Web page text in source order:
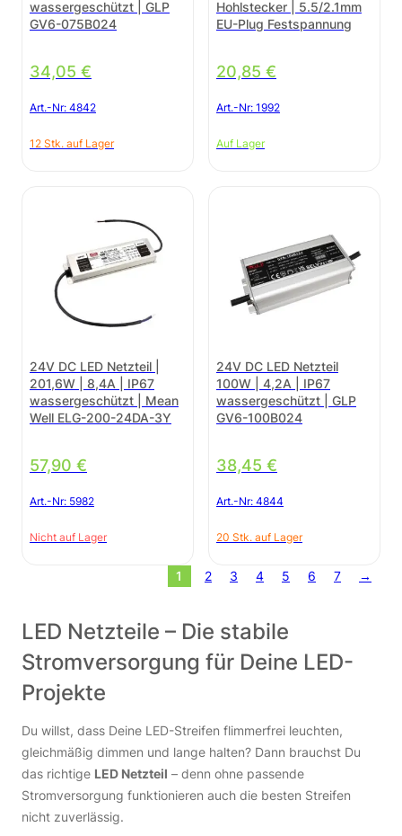
wassergeschützt | GLP
GV6-075B024
34,05 €
Art.-Nr: 4842
12 Stk. auf Lager
Hohlstecker | 5.5/2.1mm
EU-Plug Festspannung
20,85 €
Art.-Nr: 1992
Auf Lager
24V DC LED Netzteil |
201,6W | 8,4A | IP67
wassergeschützt | Mean
Well ELG-200-24DA-3Y
57,90 €
Art.-Nr: 5982
Nicht auf Lager
24V DC LED Netzteil
100W | 4,2A | IP67
wassergeschützt | GLP
GV6-100B024
38,45 €
Art.-Nr: 4844
20 Stk. auf Lager
1 2 3 4 5 6 7 →
LED Netzteile – Die stabile
Stromversorgung für Deine LED-
Projekte
Du willst, dass Deine LED-Streifen flimmerfrei leuchten,
gleichmäßig dimmen und lange halten? Dann brauchst Du
das richtige LED Netzteil – denn ohne passende
Stromversorgung funktionieren auch die besten Streifen
nicht zuverlässig.